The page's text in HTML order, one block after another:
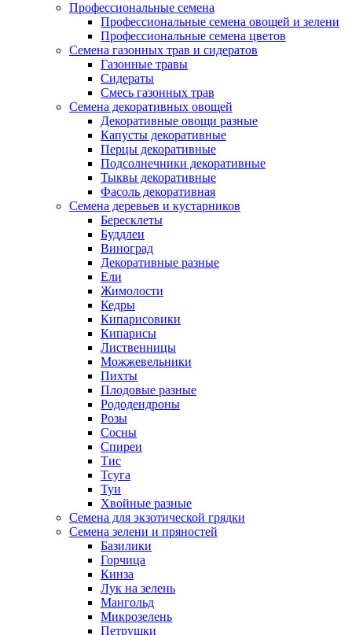
Профессиональные семена
Профессиональные семена овощей и зелени
Профессиональные семена цветов
Семена газонных трав и сидератов
Газонные травы
Сидераты
Смесь газонных трав
Семена декоративных овощей
Декоративные овощи разные
Капусты декоративные
Перцы декоративные
Подсолнечники декоративные
Тыквы декоративные
Фасоль декоративная
Семена деревьев и кустарников
Бересклеты
Буддлеи
Виноград
Декоративные разные
Ели
Жимолости
Кедры
Кипарисовики
Кипарисы
Лиственницы
Можжевельники
Пихты
Плодовые разные
Рододендроны
Розы
Сосны
Спиреи
Тис
Тсуга
Туи
Хвойные разные
Семена для экзотической грядки
Семена зелени и пряностей
Базилики
Горчица
Кинза
Лук на зелень
Мангольд
Микрозелень
Петрушки